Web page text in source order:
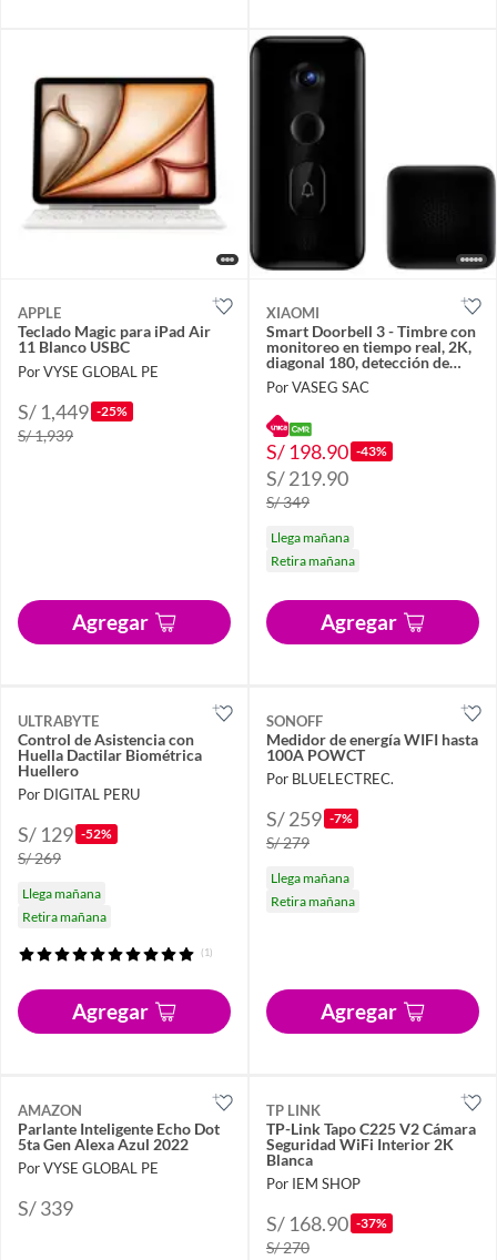
APPLE
Teclado Magic para iPad Air
11 Blanco USBC
Por VYSE GLOBAL PE
S/ 1,449 -25%
S/ 1,939
Agregar
XIAOMI
Smart Doorbell 3 - Timbre con
monitoreo en tiempo real, 2K,
diagonal 180, detección de
movimiento con IA
Por VASEG SAC
S/ 198.90 -43%
S/ 219.90
S/ 349
Llega mañana
Retira mañana
Agregar
ULTRABYTE
Control de Asistencia con
Huella Dactilar Biométrica
Huellero
Por DIGITAL PERU
S/ 129 -52%
S/ 269
Llega mañana
Retira mañana
(1)
Agregar
SONOFF
Medidor de energía WIFI hasta
100A POWCT
Por BLUELECTREC.
S/ 259 -7%
S/ 279
Llega mañana
Retira mañana
Agregar
AMAZON
Parlante Inteligente Echo Dot
5ta Gen Alexa Azul 2022
Por VYSE GLOBAL PE
S/ 339
TP LINK
TP-Link Tapo C225 V2 Cámara
Seguridad WiFi Interior 2K
Blanca
Por IEM SHOP
S/ 168.90 -37%
S/ 270